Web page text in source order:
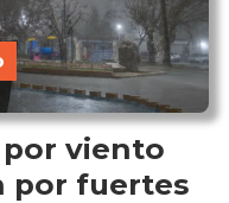
viento
por fuertes